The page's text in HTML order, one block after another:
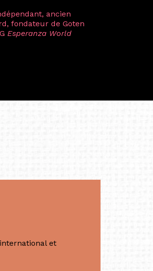
celle avec ma
dont la générosité et
conduite de
Aujourd’hui encore,
et inspirante
de créer et de tendre